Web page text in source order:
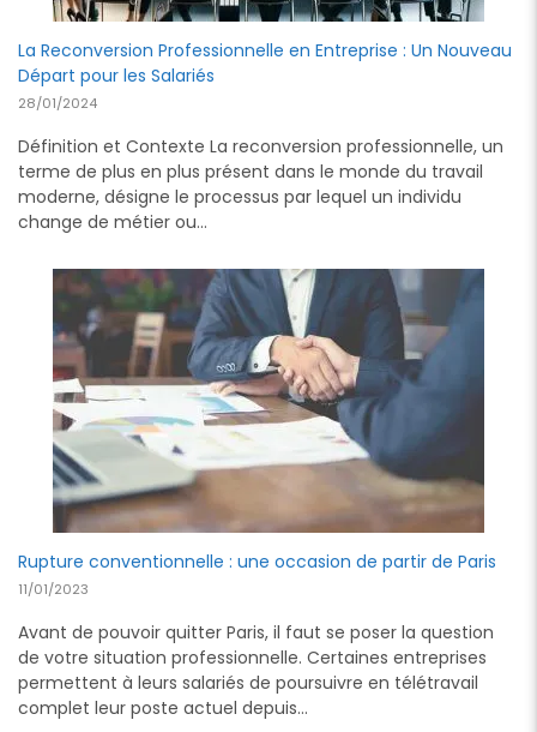
La Reconversion Professionnelle en Entreprise : Un Nouveau
Départ pour les Salariés
28/01/2024
Définition et Contexte La reconversion professionnelle, un
terme de plus en plus présent dans le monde du travail
moderne, désigne le processus par lequel un individu
change de métier ou…
Rupture conventionnelle : une occasion de partir de Paris
11/01/2023
Avant de pouvoir quitter Paris, il faut se poser la question
de votre situation professionnelle. Certaines entreprises
permettent à leurs salariés de poursuivre en télétravail
complet leur poste actuel depuis…